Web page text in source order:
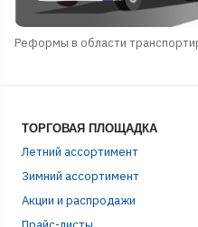
Реформы в области
ТОРГОВАЯ ПЛОЩАДКА
Летний ассортимент
Зимний ассортимент
Акции и распродажи